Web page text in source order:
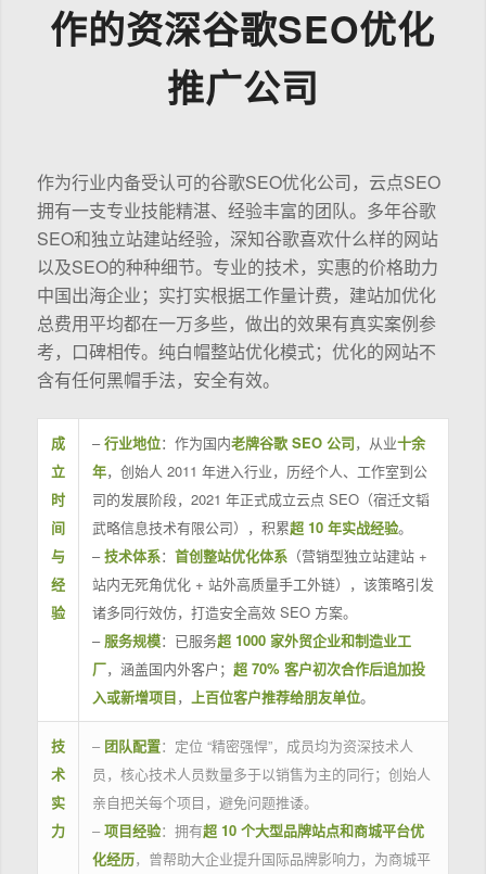
作的资深谷歌SEO优化
推广公司
作为行业内备受认可的谷歌SEO优化公司，云点SEO
拥有一支专业技能精湛、经验丰富的团队。多年谷歌
SEO和独立站建站经验，深知谷歌喜欢什么样的网站
以及SEO的种种细节。专业的技术，实惠的价格助力
中国出海企业；实打实根据工作量计费，建站加优化
总费用平均都在一万多些，做出的效果有真实案例参
考，口碑相传。纯白帽整站优化模式；优化的网站不
含有任何黑帽手法，安全有效。
成
立
时
间
与
经
验
–行业地位：作为国内老牌谷歌 SEO 公司，从业十余
年，创始人 2011 年进入行业，历经个人、工作室到公
司的发展阶段，2021 年正式成立云点 SEO（宿迁文韬
武略信息技术有限公司），积累超 10 年实战经验。
–技术体系： 首创整站优化体系（营销型独立站建站 +
站内无死角优化 + 站外高质量手工外链），该策略引发
诸多同行效仿，打造安全高效 SEO 方案。
– 服务规模：已服务超 1000 家外贸企业和制造业工
厂，涵盖国内外客户； 超 70% 客户初次合作后追加投
入或新增项目， 上百位客户推荐给朋友单位。
技
术
实
力
– 团队配置：定位 “精密强悍”，成员均为资深技术人
员，核心技术人员数量多于以销售为主的同行；创始人
亲自把关每个项目，避免问题推诿。
– 项目经验：拥有超 10 个大型品牌站点和商城平台优
化经历，曾帮助大企业提升国际品牌影响力，为商城平